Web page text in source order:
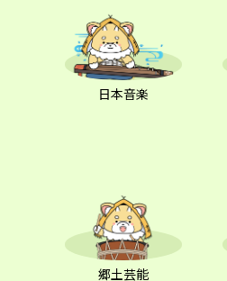
日本音楽
郷土芸能